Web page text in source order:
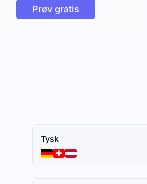
Prøv gratis
Tysk